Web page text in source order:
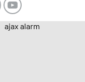
ajax alarm